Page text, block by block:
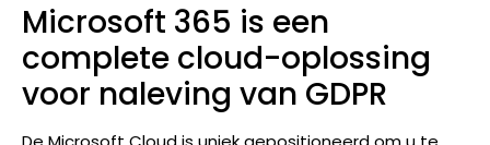
Microsoft 365 is een
complete cloud-oplossing
voor naleving van GDPR